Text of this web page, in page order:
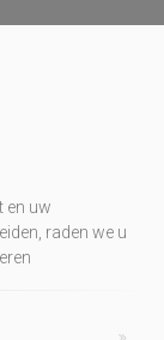
en uw
raden we u